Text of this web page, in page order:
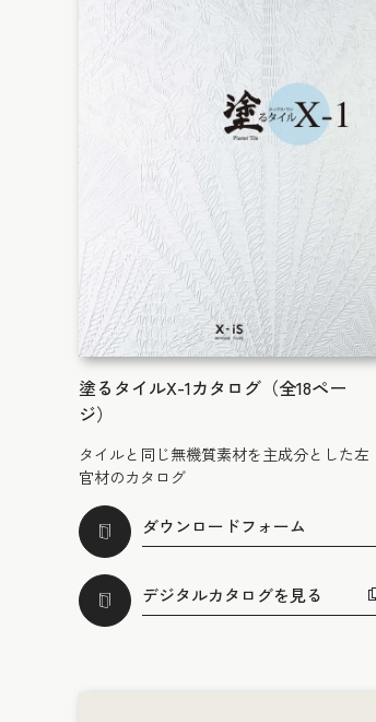
塗るタイルX-1カタログ（全18ペー
ジ）
タイルと同じ無機質素材を主成分とした左
官材のカタログ
ダウンロードフォーム
デジタルカタログを見る